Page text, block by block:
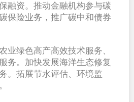
融资。推动金融机构参与碳
保险业务，推广碳中和债券
业绿色高产高效技术服务、
务。加快发展海洋生态修复
。拓展节水评估、环境监